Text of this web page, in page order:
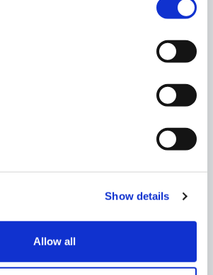
Show details
Allow all
tra le colline e i dintorni del
con sentieri adatti a tutti i tipi
prati e scorci panoramici
natura locale e godere di
giornata (3)